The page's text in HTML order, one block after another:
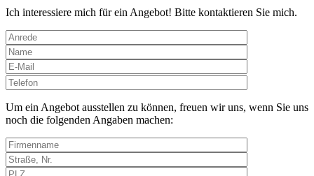
Ich interessiere mich für ein Angebot! Bitte kontaktieren Sie mich.
Bitte
lasse
dieses
Feld
Um ein Angebot ausstellen zu können, freuen wir uns, wenn Sie uns
noch die folgenden Angaben machen: